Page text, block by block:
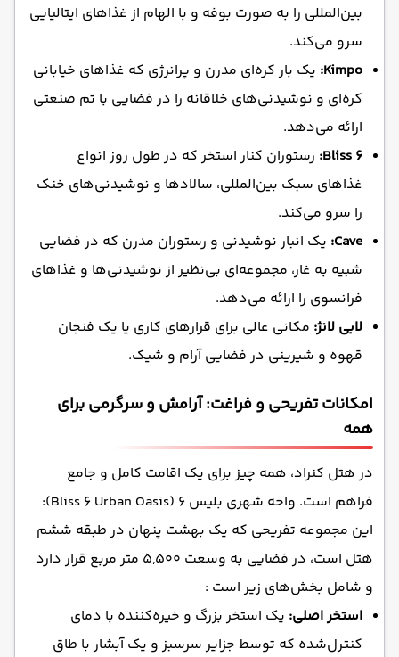
بین‌المللی را به صورت بوفه و با الهام از غذاهای ایتالیایی
سرو می‌کند.
Kimpo: یک بار کره‌ای مدرن و پرانرژی که غذاهای خیابانی
کره‌ای و نوشیدنی‌های خلاقانه را در فضایی با تم صنعتی
ارائه می‌دهد.
Bliss 6: رستوران کنار استخر که در طول روز انواع
غذاهای سبک بین‌المللی، سالادها و نوشیدنی‌های خنک
را سرو می‌کند.
Cave: یک انبار نوشیدنی و رستوران مدرن که در فضایی
شبیه به غار، مجموعه‌ای بی‌نظیر از نوشیدنی‌ها و غذاهای
فرانسوی را ارائه می‌دهد.
لابی لانژ: مکانی عالی برای قرارهای کاری یا یک فنجان
قهوه و شیرینی در فضایی آرام و شیک.
امکانات تفریحی و فراغت: آرامش و سرگرمی برای
همه
در هتل کنراد، همه چیز برای یک اقامت کامل و جامع
فراهم است. واحه شهری بلیس ۶ (Bliss 6 Urban Oasis):
این مجموعه تفریحی که یک بهشت پنهان در طبقه ششم
هتل است، در فضایی به وسعت ۵,۵۰۰ متر مربع قرار دارد
و شامل بخش‌های زیر است :
استخر اصلی: یک استخر بزرگ و خیره‌کننده با دمای
کنترل‌شده که توسط جزایر سرسبز و یک آبشار با طاق